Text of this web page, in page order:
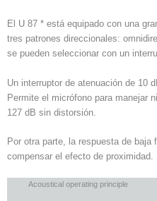
El U 87 * está equipado con una
tres patrones direccionales:
se pueden seleccionar con un
Un interruptor de atenuación de 10
Permite el micrófono para manejar
127 dB sin distorsión.
Por otra parte, la respuesta de baja
compensar el efecto de proximidad.
Acoustical operating principle